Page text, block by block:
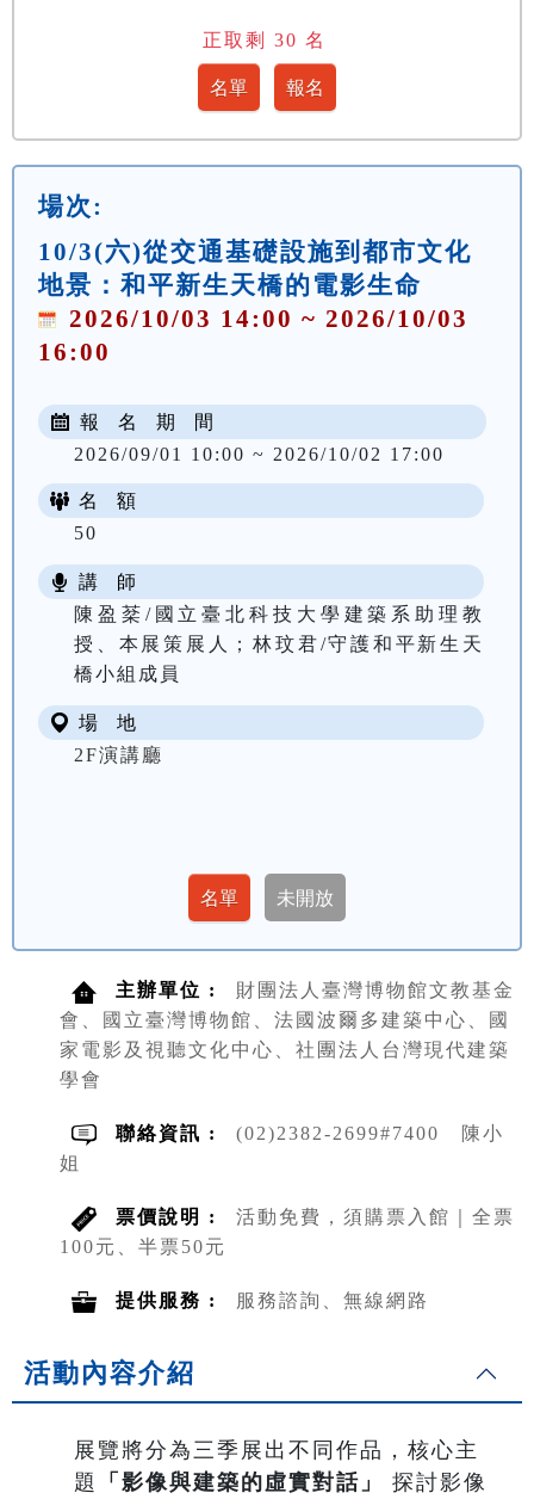
正取剩 30 名
場次:
10/3(六)從交通基礎設施到都市文化
地景：和平新生天橋的電影生命
2026/10/03 14:00 ~ 2026/10/03
16:00
報 名 期 間
2026/09/01 10:00 ~ 2026/10/02 17:00
名 額
50
講 師
陳盈棻/國立臺北科技大學建築系助理教
授、本展策展人；林玟君/守護和平新生天
橋小組成員
場 地
2F演講廳
主辦單位 :
財團法人臺灣博物館文教基金
會、國立臺灣博物館、法國波爾多建築中心、國
家電影及視聽文化中心、社團法人台灣現代建築
學會
聯絡資訊 :
(02)2382-2699#7400 陳小
姐
票價說明 :
活動免費，須購票入館｜全票
100元、半票50元
提供服務 : 服務諮詢、無線網路
活動內容介紹
展覽將分為三季展出不同作品，核心主
題
「影像與建築的虛實對話」
探討影像